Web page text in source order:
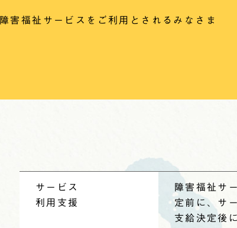
障害福祉サービスをご利用とされるみなさま
サービス
利用支援
障害福祉サ
定前に、サ
支給決定後